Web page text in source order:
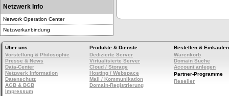
Netzwerk Info
Network Operation Center
Netzwerkanbindung
Über uns
Vorstellung & Philosophie
Presse & News
Data-Center
Netzwerk Information
Datenschutz
AGB & BGB
Impressum
Produkte & Dienste
Dedizierte Server
Virtualisierte Server
Cloud / Storage
Hosting / Webspace
Mail / Kommunikation
Domain-Registrierung
Bestellen & Einkaufen
Warenkorb
Domain Suche
Account anlegen
Partner-Programme
Reseller